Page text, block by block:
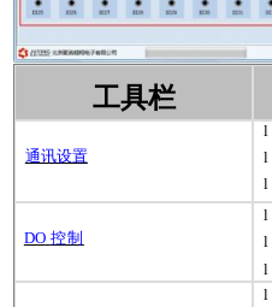
工具栏
通讯设置
l
l
l
DO 控制
l
l
l
l